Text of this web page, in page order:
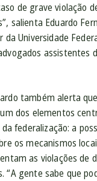
de grave violação
salienta Eduardo
da Universidade
assistentes
também alerta
dos elementos
federalização: a
os mecanismos
as violações de
“A gente sabe que